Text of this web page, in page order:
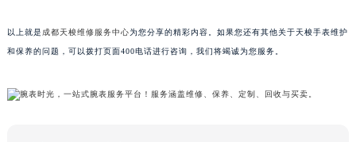
以上就是 成都天梭维修服务中心为您分享的精彩内容。如果您还有其他关于天梭手表维护
和保养的问题，可以拨打页面400电话进行咨询，我们将竭诚为您服务。